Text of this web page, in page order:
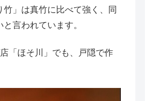
」は真竹に比べて強く、同
言われています。
「ほそ川」でも、戸隠で作